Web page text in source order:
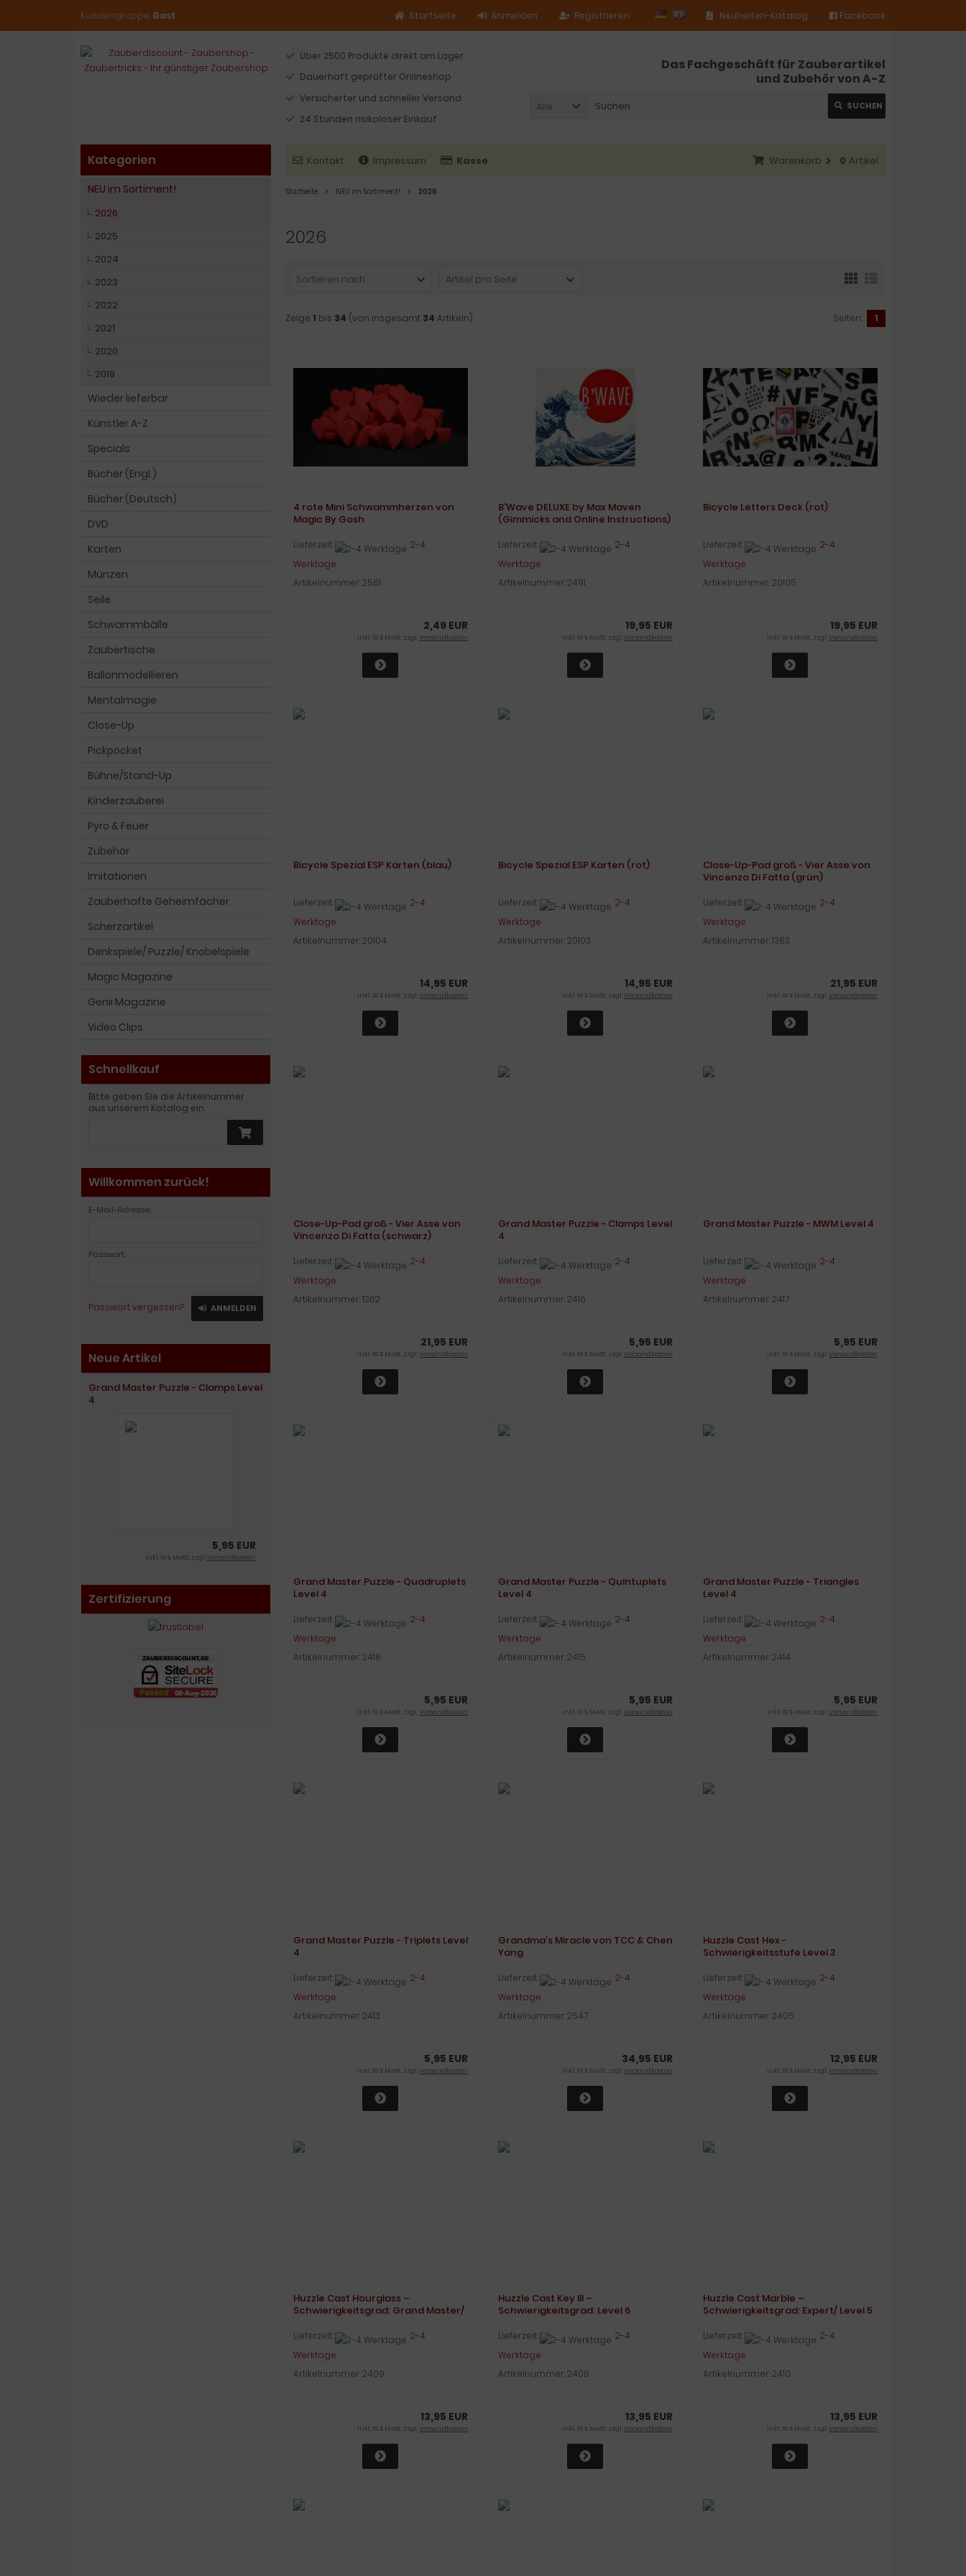
Kundengruppe: Gast Facebook
Neuheiten-Katalog
Registrieren
Anmelden
Startseite
Über 2500 Produkte direkt am Lager
Dauerhaft geprüfter Onlineshop
Versicherter und schneller Versand
24 Stunden risikoloser Einkauf
Das Fachgeschäft für Zauberartikel
und Zubehör von A-Z
Alle SUCHEN
Kontakt Impressum Kasse Warenkorb 0 Artikel
Startseite NEU im Sortiment! 2026
2026
Sortieren nach ... Artikel pro Seite
Zeige 1 bis 34 (von insgesamt 34 Artikeln) Seiten: 1
4 rote Mini Schwammherzen von
Magic By Gosh
Lieferzeit:
2-4
Werktage
Artikelnummer: 2561
2,49 EUR
inkl. 19 % MwSt. zzgl.Versandkosten
B'Wave DELUXE by Max Maven
(Gimmicks and Online Instructions)
Lieferzeit:
2-4
Werktage
Artikelnummer: 2491
19,95 EUR
inkl. 19 % MwSt. zzgl.Versandkosten
Bicycle Letters Deck (rot)
Lieferzeit:
2-4
Werktage
Artikelnummer: 20105
19,95 EUR
inkl. 19 % MwSt. zzgl.Versandkosten
Bicycle Spezial ESP Karten (blau)
Lieferzeit:
2-4
Werktage
Artikelnummer: 20104
14,95 EUR
inkl. 19 % MwSt. zzgl.Versandkosten
Bicycle Spezial ESP Karten (rot)
Lieferzeit:
2-4
Werktage
Artikelnummer: 20103
14,95 EUR
inkl. 19 % MwSt. zzgl.Versandkosten
Close-Up-Pad groß - Vier Asse von
Vincenzo Di Fatta (grün)
Lieferzeit:
2-4
Werktage
Artikelnummer: 1363
21,95 EUR
inkl. 19 % MwSt. zzgl.Versandkosten
Close-Up-Pad groß - Vier Asse von
Vincenzo Di Fatta (schwarz)
Lieferzeit:
2-4
Werktage
Artikelnummer: 1362
21,95 EUR
inkl. 19 % MwSt. zzgl.Versandkosten
Grand Master Puzzle - Clamps Level
4
Lieferzeit:
2-4
Werktage
Artikelnummer: 2416
5,95 EUR
inkl. 19 % MwSt. zzgl.Versandkosten
Grand Master Puzzle - MWM Level 4
Lieferzeit:
2-4
Werktage
Artikelnummer: 2417
5,95 EUR
inkl. 19 % MwSt. zzgl.Versandkosten
Grand Master Puzzle - Quadruplets
Level 4
Lieferzeit:
2-4
Werktage
Artikelnummer: 2418
5,95 EUR
inkl. 19 % MwSt. zzgl.Versandkosten
Grand Master Puzzle - Quintuplets
Level 4
Lieferzeit:
2-4
Werktage
Artikelnummer: 2415
5,95 EUR
inkl. 19 % MwSt. zzgl.Versandkosten
Grand Master Puzzle - Triangles
Level 4
Lieferzeit:
2-4
Werktage
Artikelnummer: 2414
5,95 EUR
inkl. 19 % MwSt. zzgl.Versandkosten
Grand Master Puzzle - Triplets Level
4
Lieferzeit:
2-4
Werktage
Artikelnummer: 2413
5,95 EUR
inkl. 19 % MwSt. zzgl.Versandkosten
Grandma's Miracle von TCC & Chen
Yang
Lieferzeit:
2-4
Werktage
Artikelnummer: 2547
34,95 EUR
inkl. 19 % MwSt. zzgl.Versandkosten
Huzzle Cast Hex -
Schwierigkeitsstufe Level 3
Lieferzeit:
2-4
Werktage
Artikelnummer: 2405
12,95 EUR
inkl. 19 % MwSt. zzgl.Versandkosten
Huzzle Cast Hourglass –
Schwierigkeitsgrad: Grand Master/
Lieferzeit:
2-4
Werktage
Artikelnummer: 2409
13,95 EUR
inkl. 19 % MwSt. zzgl.Versandkosten
Huzzle Cast Key III –
Schwierigkeitsgrad: Level 6
Lieferzeit:
2-4
Werktage
Artikelnummer: 2408
13,95 EUR
inkl. 19 % MwSt. zzgl.Versandkosten
Huzzle Cast Marble –
Schwierigkeitsgrad: Expert/ Level 5
Lieferzeit:
2-4
Werktage
Artikelnummer: 2410
13,95 EUR
inkl. 19 % MwSt. zzgl.Versandkosten
Kategorien
NEU im Sortiment!
2026
2025
2024
2023
2022
2021
2020
2019
Wieder lieferbar
Künstler A-Z
Specials
Bücher (Engl.)
Bücher (Deutsch)
DVD
Karten
Münzen
Seile
Schwammbälle
Zaubertische
Ballonmodellieren
Mentalmagie
Close-Up
Pickpocket
Bühne/Stand-Up
Kinderzauberei
Pyro & Feuer
Zubehör
Imitationen
Zauberhafte Geheimfächer
Scherzartikel
Denkspiele/ Puzzle/ Knobelspiele
Magic Magazine
Genii Magazine
Video Clips
Schnellkauf
Bitte geben Sie die Artikelnummer
aus unserem Katalog ein.
Willkommen zurück!
E-Mail-Adresse:
Passwort:
Passwort vergessen? ANMELDEN
Neue Artikel mehr
Grand Master Puzzle - Clamps Level
4
5,95 EUR
inkl. 19 % MwSt. zzgl.Versandkosten
Zertifizierung